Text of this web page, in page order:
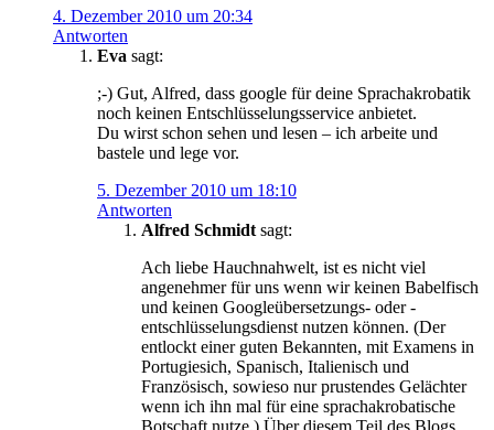
4. Dezember 2010 um 20:34
Antworten
Eva sagt:
;-) Gut, Alfred, dass google für deine Sprachakrobatik
noch keinen Entschlüsselungsservice anbietet.
Du wirst schon sehen und lesen – ich arbeite und
bastele und lege vor.
5. Dezember 2010 um 18:10
Antworten
Alfred Schmidt sagt:
Ach liebe Hauchnahwelt, ist es nicht viel
angenehmer für uns wenn wir keinen Babelfisch
und keinen Googleübersetzungs- oder -
entschlüsselungsdienst nutzen können. (Der
entlockt einer guten Bekannten, mit Examens in
Portugiesich, Spanisch, Italienisch und
Französisch, sowieso nur prustendes Gelächter
wenn ich ihn mal für eine sprachakrobatische
Botschaft nutze.) Über diesem Teil des Blogs